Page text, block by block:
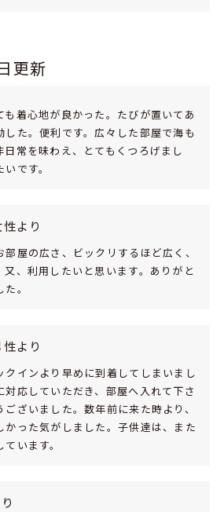
更新
も着心地が良かった。たびが置いてあ
した。便利です。広々した部屋で海も
日常を味わえ、とてもくつろげまし
です。
より
部屋の広さ、ビックリするほど広く、
又、利用したいと思います。ありがと
。
より
クインより早めに到着してしまいまし
対応していただき、部屋へ入れて下さ
ございました。数年前に来た時より、
かった気がしました。子供達は、また
います。